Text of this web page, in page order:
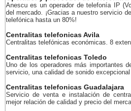
Anescu es un operador de telefonía IP
del mercado. ¡Gracias a nuestro servicio
telefónica hasta un 80%!
Centralitas telefonicas Avila
Centralitas telefónicas económicas. 8
Centralitas telefonicas Toledo
Uno de los operadores más importantes
servicio, una calidad de sonido
Centralitas telefonicas Guadalajara
Servicio de venta e instalación de
mejor relación de calidad y precio del